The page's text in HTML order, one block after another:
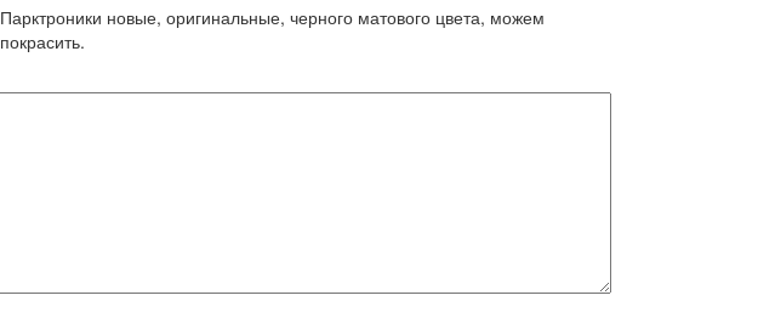
Парктроники новые, оригинальные, черного матового цвета, можем
покрасить.